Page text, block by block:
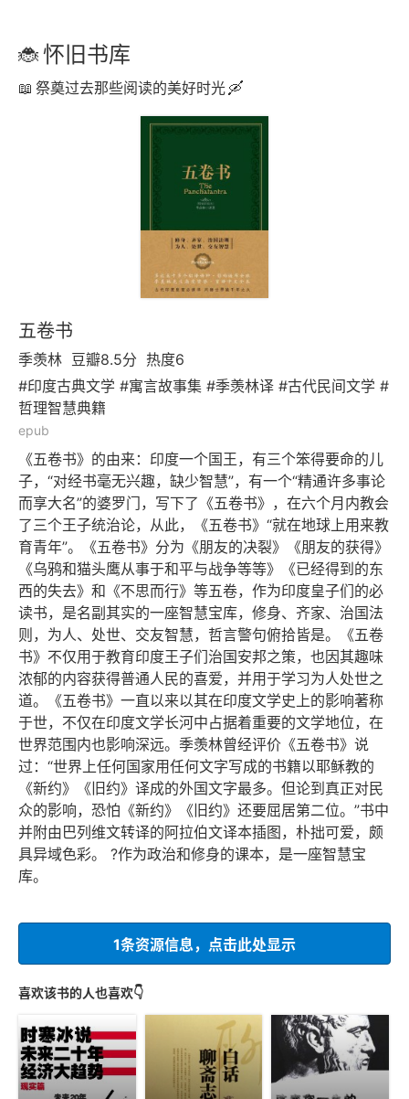
怀旧书库
祭奠过去那些阅读的美好时光
五卷书
季羡林 豆瓣8.5分 热度6
#印度古典文学 #寓言故事集 #季羡林译 #古代民间文学 #
哲理智慧典籍
epub
《五卷书》的由来：印度一个国王，有三个笨得要命的儿
子，“对经书毫无兴趣，缺少智慧”，有一个“精通许多事论
而享大名”的婆罗门，写下了《五卷书》，在六个月内教会
了三个王子统治论，从此，《五卷书》“就在地球上用来教
育青年”。《五卷书》分为《朋友的决裂》《朋友的获得》
《乌鸦和猫头鹰从事于和平与战争等等》《已经得到的东
西的失去》和《不思而行》等五卷，作为印度皇子们的必
读书，是名副其实的一座智慧宝库，修身、齐家、治国法
则，为人、处世、交友智慧，哲言警句俯拾皆是。《五卷
书》不仅用于教育印度王子们治国安邦之策，也因其趣味
浓郁的内容获得普通人民的喜爱，并用于学习为人处世之
道。《五卷书》一直以来以其在印度文学史上的影响著称
于世，不仅在印度文学长河中占据着重要的文学地位，在
世界范围内也影响深远。季羡林曾经评价《五卷书》说
过：“世界上任何国家用任何文字写成的书籍以耶稣教的
《新约》《旧约》译成的外国文字最多。但论到真正对民
众的影响，恐怕《新约》《旧约》还要屈居第二位。”书中
并附由巴列维文转译的阿拉伯文译本插图，朴拙可爱，颇
具异域色彩。 ?作为政治和修身的课本，是一座智慧宝
库。
1条资源信息，点击此处显示
喜欢该书的人也喜欢👇